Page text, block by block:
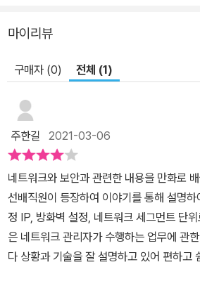
마이리뷰
구매자 (0) 전체 (1)
주한길 2021-03-06
네트워크와 보안과 관련한 내용을 만화로
선배직원이 등장하여 이야기를 통해 설명
정 IP, 방화벽 설정, 네트워크 세그먼트 단
은 네트워크 관리자가 수행하는 업무에 관
다 상황과 기술을 잘 설명하고 있어 편하고